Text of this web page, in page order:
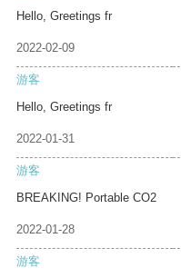
Hello, Greetings fr
2022-02-09
游客
Hello, Greetings fr
2022-01-31
游客
BREAKING! Portable CO2
2022-01-28
游客